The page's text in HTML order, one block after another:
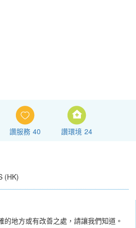
讚服務 40 讚環境 24
(HK)
地方或有改善之處，請讓我們知道。